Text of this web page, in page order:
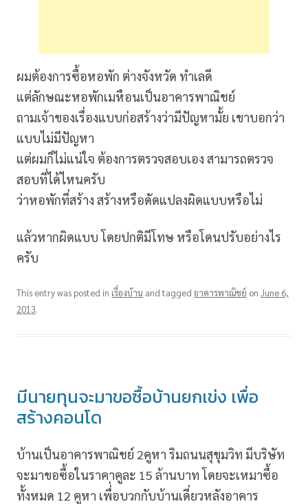
ผมต้องการซื้อหอพัก ต่างจังหวัด ทำเลดี
แต่ลักษณะหอพักเมหือนเป็นอาคารพาณิชย์
ถามเจ้าของเรื่องแบบก่อสร้างว่ามีปัญหามั้ย เขาบอกว่า
แบบไม่มีปัญหา
แต่ผมก็ไม่แน่ใจ ต้องการตรวจสอบเอง สามารถตรวจ
สอบที่ได้ไหนครับ
ว่าหอพักที่สร้าง สร้างหรือดัดแปลงผิดแบบหรือไม่
แล้วหากผิดแบบ โดยปกติมีโทษ หรือโดนปรับอย่างไร
ครับ
This entry was posted in เรื่องบ้าน and tagged อาคารพาณิชย์ on June 6,
2013.
มีนายทุนจะมาขอซื้อบ้านยกเข่ง เพื่อ
สร้างคอนโด
บ้านเป็นอาคารพาณิชย์ 2คูหา ริมถนนสุขุมวิท มีบริษัท
จะมาขอซื้อในราคาคูละ 15 ล้านบาท โดยจะเหมาซื้อ
ทั้งหมด 12 คูหา เพื่่อบวกกับบ้านเดี่ยวหลังอาคาร